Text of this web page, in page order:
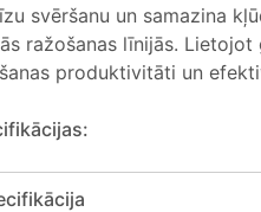
svēršanu un samazina
ražošanas līnijās.
produktivitāti un